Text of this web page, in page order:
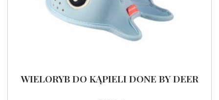
WIELORYB DO KĄPIELI DONE BY DEER